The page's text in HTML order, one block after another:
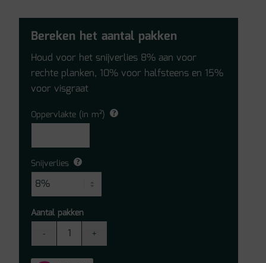
Bereken het aantal pakken
Houd voor het snijverlies 8% aan voor
rechte planken, 10% voor halfsteens en 15%
voor visgraat
Oppervlakte (in m²)
Snijverlies
Aantal pakken
Skyfall